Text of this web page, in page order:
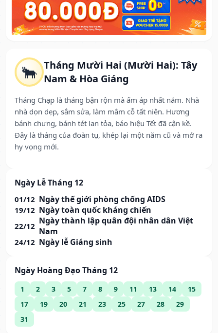
🐂 Tháng Mười Hai (Mười Hai): Tây
Nam & Hòa Giáng
Tháng Chạp là tháng bận rộn mà ấm áp nhất năm. Nhà
nhà dọn dẹp, sắm sửa, làm mâm cỗ tất niên. Hương
bánh chưng, bánh tét lan tỏa, báo hiệu Tết đã cận kề.
Đây là tháng của đoàn tụ, khép lại một năm cũ và mở ra
hy vọng mới.
Ngày Lễ Tháng 12
01/12 Ngày thế giới phòng chống AIDS
19/12 Ngày toàn quốc kháng chiến
22/12 Ngày thành lập quân đội nhân dân Việt
Nam
24/12 Ngày lễ Giáng sinh
Ngày Hoàng Đạo Tháng 12
1 2 3 5 7 8 9 11 13 14
15
17
19 20 21 23 25 27 28
29
31